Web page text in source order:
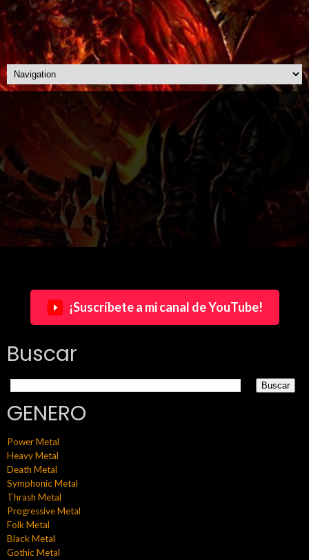
¡Suscríbete a mi canal de YouTube!
Buscar
GENERO
Power Metal
Heavy Metal
Death Metal
Symphonic Metal
Thrash Metal
Progressive Metal
Folk Metal
Black Metal
Gothic Metal